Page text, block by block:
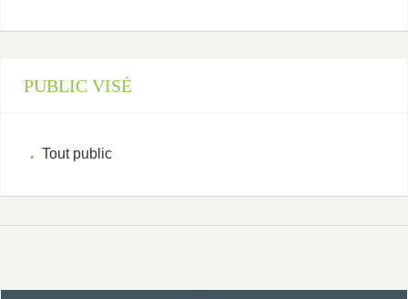
PUBLIC VISÉ
Tout public